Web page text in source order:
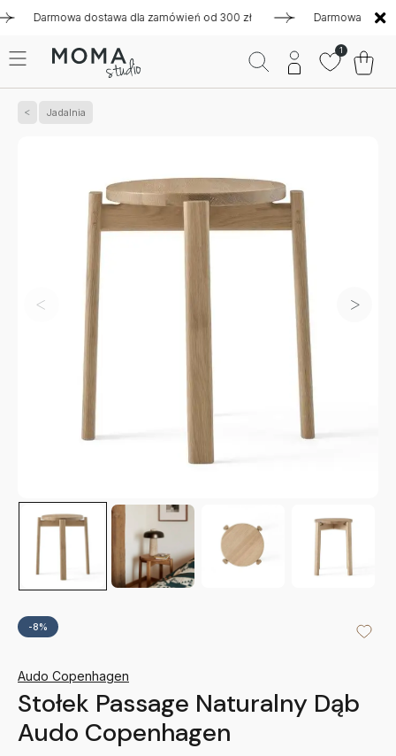
dostawa dla zamówień od 300 zł Darmowa dostawa
1
Jadalnia
-8%
Audo Copenhagen
Stołek Passage Naturalny Dąb
Audo Copenhagen